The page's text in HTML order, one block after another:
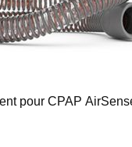
pour CPAP